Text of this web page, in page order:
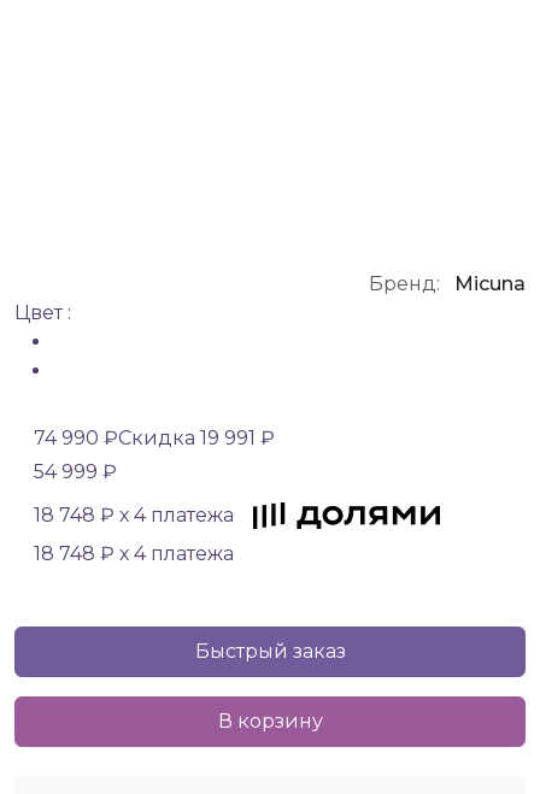
Бренд:
Micuna
Цвет :
74 990 ₽Скидка 19 991 ₽
54 999 ₽
18 748 ₽ х 4 платежа
18 748 ₽ х 4 платежа
Быстрый заказ
В корзину